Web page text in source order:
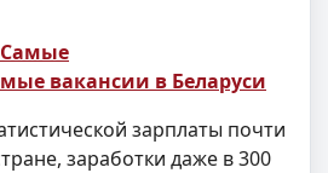
Самые
вакансии в Беларуси
зарплаты почти
заработки даже в 300